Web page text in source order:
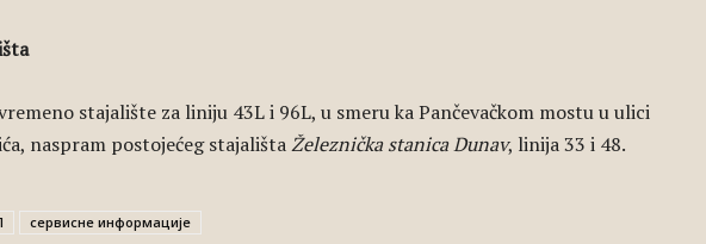
stajalište za liniju 43L i 96L, u smeru ka Pančevačkom mostu u ulici
naspram postojećeg stajalištaŽeleznička stanica Dunav, linija 33 i 48.
сервисне информације